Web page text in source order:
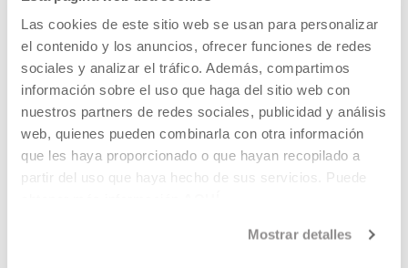
Las cookies de este sitio web se usan para personalizar
el contenido y los anuncios, ofrecer funciones de redes
sociales y analizar el tráfico. Además, compartimos
información sobre el uso que haga del sitio web con
nuestros partners de redes sociales, publicidad y análisis
web, quienes pueden combinarla con otra información
que les haya proporcionado o que hayan recopilado a
partir del uso que haya hecho de sus servicios. Puede
Mostrar detalles
09:30 Choose a
workshop (each
participant have
to choose one of
the workshops):
Estamos pensando en
pasarnos a Koha. ¿Qué
necesitamos saber? ¿qué es lo
que NO tenemos que hacer?
Cristina Gareta, SCANBIT
servicios documentales.
mejoras podemos esperar en